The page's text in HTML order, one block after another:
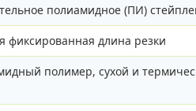
полиамидное (ПИ)
фиксированная длина резки
полимер, сухой и